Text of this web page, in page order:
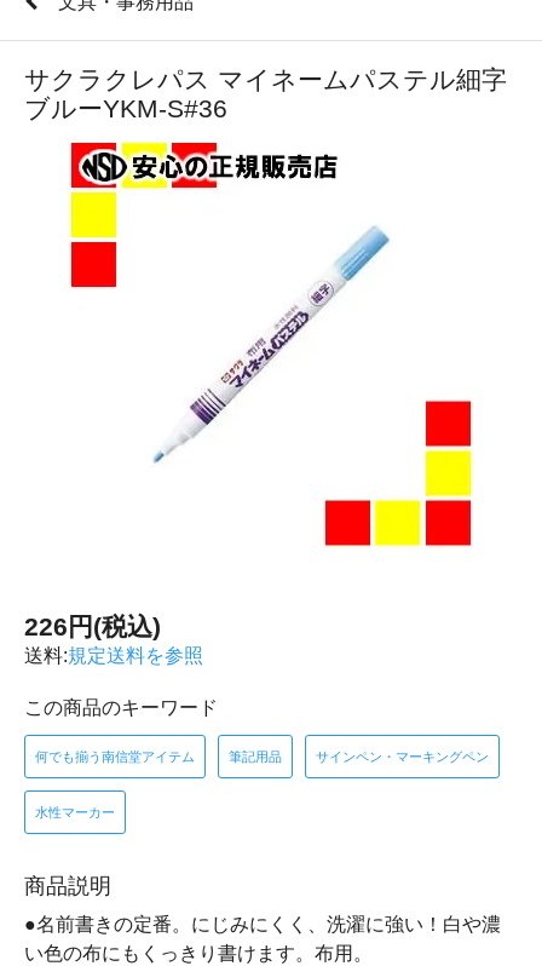
サクラクレパス マイネームパステル細字
ブルーYKM-S#36
226円(税込)
送料:規定送料を参照
この商品のキーワード
何でも揃う南信堂アイテム 筆記用品 サインペン・マーキングペン
水性マーカー
商品説明
●名前書きの定番。にじみにくく、洗濯に強い！白や濃
い色の布にもくっきり書けます。布用。